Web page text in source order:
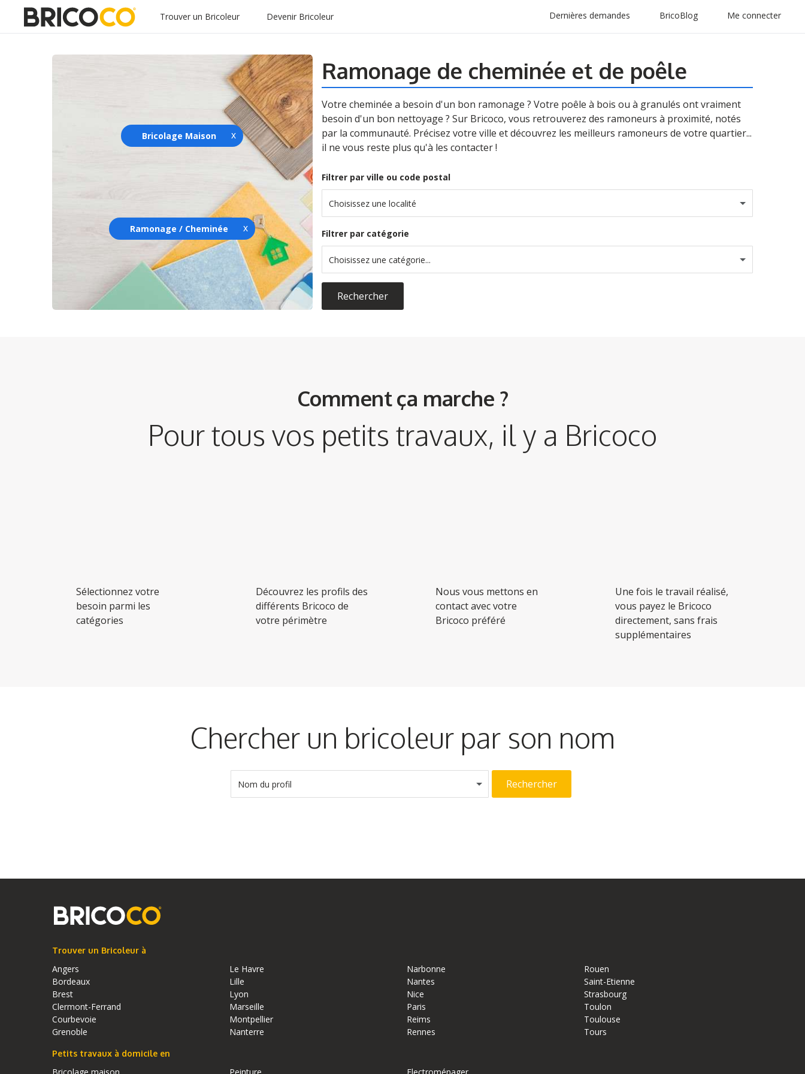
Trouver un Bricoleur Devenir Bricoleur Dernières demandes BricoBlog Me connecter
Bricolage Maison
Ramonage / Cheminée
Ramonage de cheminée et de poêle
Votre cheminée a besoin d'un bon ramonage ? Votre poêle à bois ou à granulés ont vraiment
besoin d'un bon nettoyage ? Sur Bricoco, vous retrouverez des ramoneurs à proximité, notés
par la communauté. Précisez votre ville et découvrez les meilleurs ramoneurs de votre quartier...
il ne vous reste plus qu'à les contacter !
Filtrer par ville ou code postal
Choisissez une localité
Filtrer par catégorie
Choisissez une catégorie...
Rechercher
Comment ça marche ?
Pour tous vos petits travaux, il y a Bricoco
Sélectionnez votre
besoin parmi les
catégories
Découvrez les profils des
différents Bricoco de
votre périmètre
Nous vous mettons en
contact avec votre
Bricoco préféré
Une fois le travail réalisé,
vous payez le Bricoco
directement, sans frais
supplémentaires
Chercher un bricoleur par son nom
Nom du profil Rechercher
Trouver un Bricoleur à
Angers
Bordeaux
Brest
Clermont-Ferrand
Courbevoie
Grenoble
Le Havre
Lille
Lyon
Marseille
Montpellier
Nanterre
Narbonne
Nantes
Nice
Paris
Reims
Rennes
Rouen
Saint-Etienne
Strasbourg
Toulon
Toulouse
Tours
Petits travaux à domicile en